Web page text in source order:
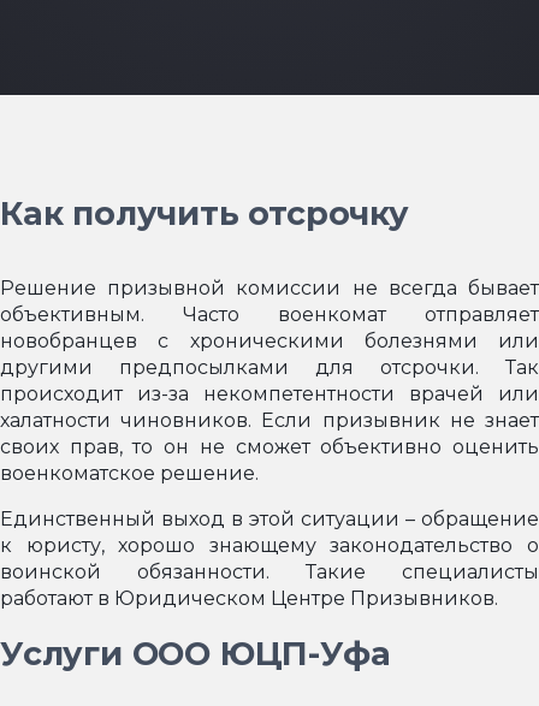
Как получить отсрочку
Решение призывной комиссии не всегда бывает
объективным. Часто военкомат отправляет
новобранцев с хроническими болезнями или
другими предпосылками для отсрочки. Так
происходит из-за некомпетентности врачей или
халатности чиновников. Если призывник не знает
своих прав, то он не сможет объективно оценить
военкоматское решение.
Единственный выход в этой ситуации – обращение
к юристу, хорошо знающему законодательство о
воинской обязанности. Такие специалисты
работают в Юридическом Центре Призывников.
Услуги ООО ЮЦП-Уфа